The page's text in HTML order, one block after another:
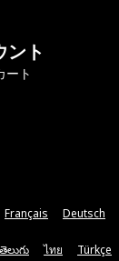
ント
ート
Français Deutsch
తెలుగు ไทย Türkçe